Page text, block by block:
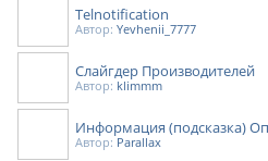
Telnotification
Автор: Yevhenii_7777
Слайгдер Производителей
Автор: klimmm
Информация (подсказка)
Автор:Parallax